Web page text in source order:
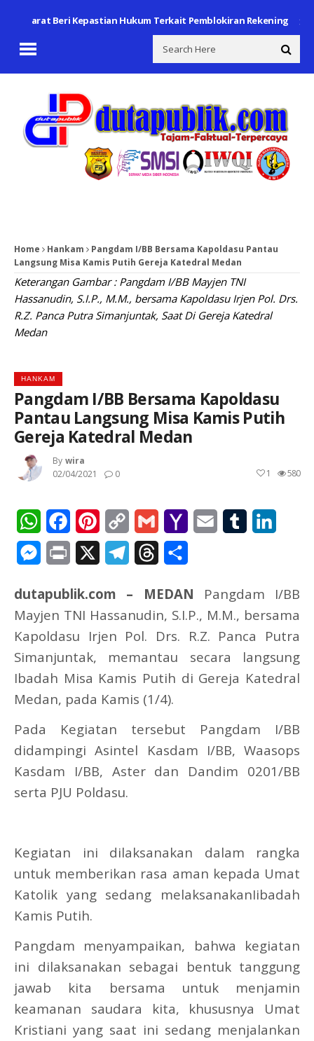
Barat Beri Kepastian Hukum Terkait Pemblokiran Rekening
Home Hankam
Pangdam I/BB Bersama Kapoldasu Pantau
Langsung Misa Kamis Putih Gereja Katedral Medan
Keterangan Gambar : Pangdam I/BB Mayjen TNI
Hassanudin, S.I.P., M.M., bersama Kapoldasu Irjen Pol. Drs.
R.Z. Panca Putra Simanjuntak, Saat Di Gereja Katedral
Medan
HANKAM
Pangdam I/BB Bersama Kapoldasu
Pantau Langsung Misa Kamis Putih
Gereja Katedral Medan
By Wira
02/04/2021
0 580
1
WhatsAppFacebookPinterest
Copy
Link
Gmail
Yahoo
Email Tumblr
Messenger
Print TelegramThreads
dutapublik.com – MEDAN Pangdam I/BB
Mayjen TNI Hassanudin, S.I.P., M.M., bersama
Kapoldasu Irjen Pol. Drs. R.Z. Panca Putra
Simanjuntak, memantau secara langsung
Ibadah Misa Kamis Putih di Gereja Katedral
Medan, pada Kamis (1/4).
Pada Kegiatan tersebut Pangdam I/BB
didampingi Asintel Kasdam I/BB, Waasops
Kasdam I/BB, Aster dan Dandim 0201/BB
serta PJU Poldasu.
Kegiatan ini dilaksanakan dalam rangka
untuk memberikan rasa aman kepada Umat
Katolik yang sedang melaksanakanIibadah
Kamis Putih.
Pangdam menyampaikan, bahwa kegiatan
ini dilaksanakan sebagai bentuk tanggung
jawab kita bersama untuk menjamin
keamanan saudara kita, khususnya Umat
Kristiani yang saat ini sedang menjalankan